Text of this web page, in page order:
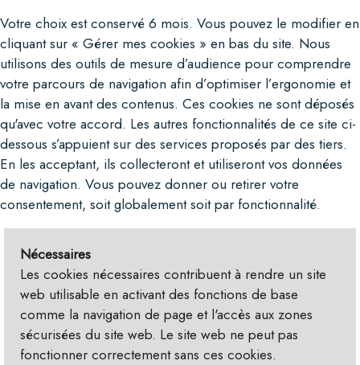
Votre choix est conservé 6 mois. Vous pouvez le modifier en
cliquant sur « Gérer mes cookies » en bas du site. Nous
utilisons des outils de mesure d’audience pour comprendre
votre parcours de navigation afin d’optimiser l’ergonomie et
la mise en avant des contenus. Ces cookies ne sont déposés
qu'avec votre accord. Les autres fonctionnalités de ce site ci-
dessous s’appuient sur des services proposés par des tiers.
En les acceptant, ils collecteront et utiliseront vos données
de navigation. Vous pouvez donner ou retirer votre
consentement, soit globalement soit par fonctionnalité.
Nécessaires
Les cookies nécessaires contribuent à rendre un site
web utilisable en activant des fonctions de base
comme la navigation de page et l'accès aux zones
sécurisées du site web. Le site web ne peut pas
fonctionner correctement sans ces cookies.